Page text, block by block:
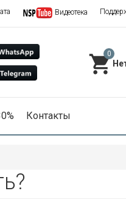
Видеотека
0
Контакты